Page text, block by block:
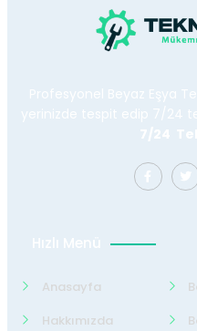
Profesyonel Beyaz Eşya
yerinizde tespit edip 7/24
7/24
Hızlı Menü
Anasayfa
Hakkımızda